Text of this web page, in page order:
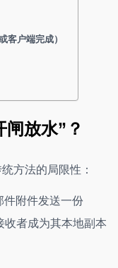
客户端完成）
放水”？
方法的局限性：
件附件发送一份
收者成为其本地副本